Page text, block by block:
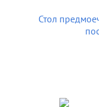
Стол